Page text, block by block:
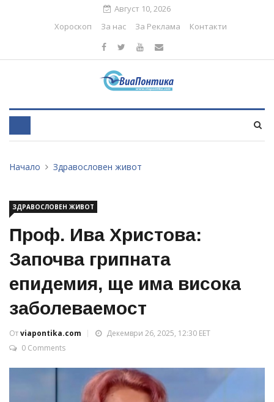
Август 10, 2026
Хороскоп
За нас За Реклама Контакти
Начало Здравословен живот
ЗДРАВОСЛОВЕН ЖИВОТ
Проф. Ива Христова:
Започва грипната
епидемия, ще има висока
заболеваемост
Отviapontika.com
Декември 26, 2025, 12:30 EET
0 Comments